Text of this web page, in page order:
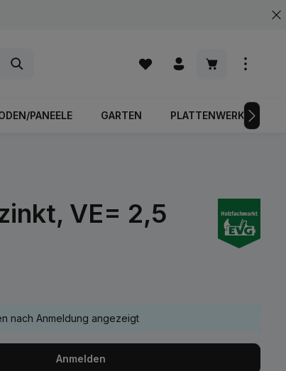
Warenkorb
PANEELE GARTEN PLATTENWERKSTOFFE
VE= 2,5
nach Anmeldung angezeigt
Anmelden